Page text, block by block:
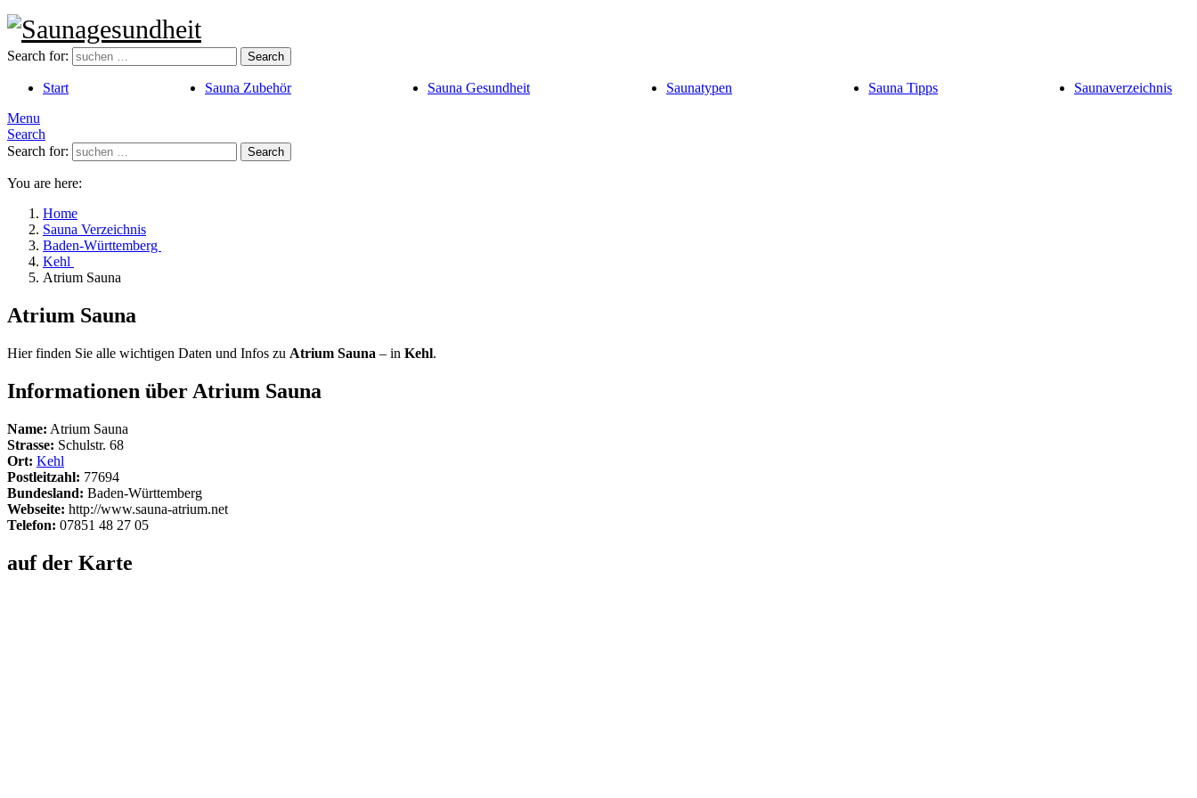
Search for: Search
Start Sauna Zubehör Sauna Gesundheit Saunatypen Sauna Tipps
Saunaverzeichnis
Menu
Search
Search for:
Search
You are here:
Home
Sauna Verzeichnis
Baden-Württemberg
Kehl
Atrium Sauna
Atrium Sauna
Hier finden Sie alle wichtigen Daten und Infos zu Atrium Sauna – in Kehl.
Informationen über Atrium Sauna
Name: Atrium Sauna
Strasse: Schulstr. 68
Ort: Kehl
Postleitzahl: 77694
Bundesland: Baden-Württemberg
Webseite: http://www.sauna-atrium.net
Telefon: 07851 48 27 05
auf der Karte